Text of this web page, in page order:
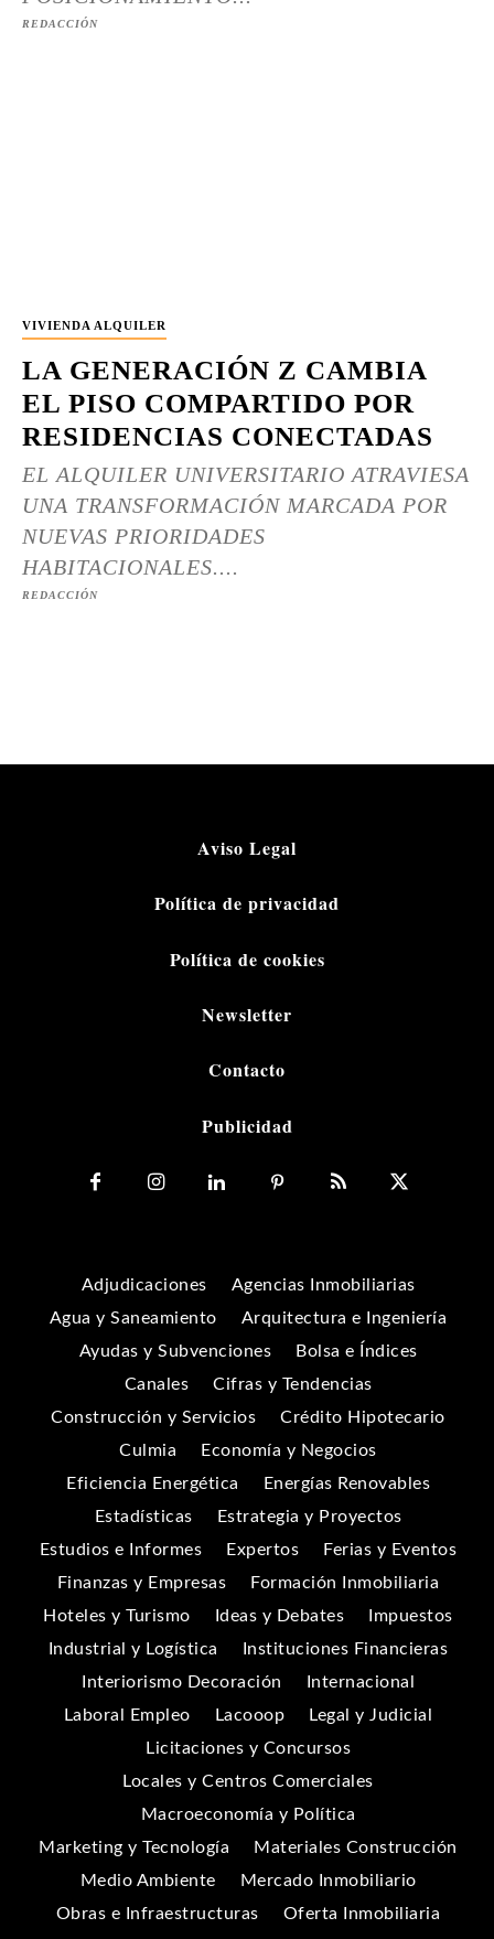
REDACCIÓN
VIVIENDA ALQUILER
LA GENERACIÓN Z CAMBIA
EL PISO COMPARTIDO POR
RESIDENCIAS CONECTADAS
EL ALQUILER UNIVERSITARIO ATRAVIESA
UNA TRANSFORMACIÓN MARCADA POR
NUEVAS PRIORIDADES
HABITACIONALES....
REDACCIÓN
Aviso Legal
Política de privacidad
Política de cookies
Newsletter
Contacto
Publicidad
Adjudicaciones
Agencias Inmobiliarias
Agua y Saneamiento
Arquitectura e Ingeniería
Ayudas y Subvenciones
Bolsa e Índices
Canales
Cifras y Tendencias
Construcción y Servicios
Crédito Hipotecario
Culmia
Economía y Negocios
Eficiencia Energética
Energías Renovables
Estadísticas
Estrategia y Proyectos
Estudios e Informes
Expertos
Ferias y Eventos
Finanzas y Empresas
Formación Inmobiliaria
Hoteles y Turismo
Ideas y Debates
Impuestos
Industrial y Logística
Instituciones Financieras
Interiorismo Decoración
Internacional
Laboral Empleo
Lacooop
Legal y Judicial
Licitaciones y Concursos
Locales y Centros Comerciales
Macroeconomía y Política
Marketing y Tecnología
Materiales Construcción
Medio Ambiente
Mercado Inmobiliario
Obras e Infraestructuras
Oferta Inmobiliaria